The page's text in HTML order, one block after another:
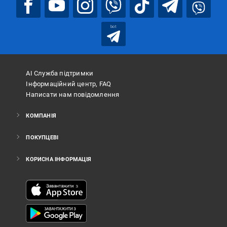
bot
АІ Служба підтримки
Інформаційний центр, FAQ
Написати нам повідомлення
КОМПАНІЯ
ПОКУПЦЕВІ
КОРИСНА ІНФОРМАЦІЯ